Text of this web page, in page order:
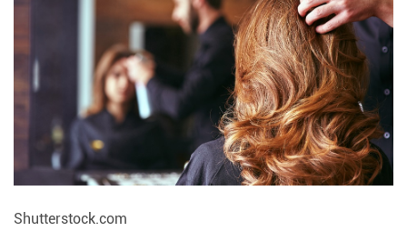
Shutterstock.com